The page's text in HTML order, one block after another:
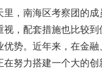
，南海区考察团的成
，配套措施也比较
势。近年来，在金
努力搭建一个大的